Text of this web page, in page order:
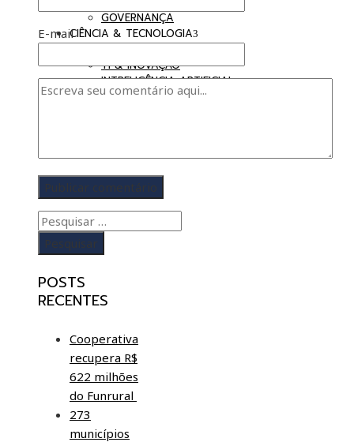
GOVERNANÇA
CIÊNCIA & TECNOLOGIA
TI & INOVAÇÃO
INTRELIGÊNCIA ARTIFICIAL
E-mail
Pesquisar
por:
POSTS
RECENTES
Cooperativa
recupera R$
622 milhões
do Funrural
273
municípios